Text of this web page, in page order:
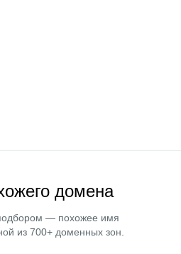
домена
— похожее имя
из 700+ доменных зон.